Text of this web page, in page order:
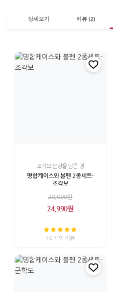
상세보기 리뷰 (2)
조각보 문양을 담은 명
명함케이스와 볼펜 2종세트-
조각보
28,000원
24,990원
10 개의 리뷰